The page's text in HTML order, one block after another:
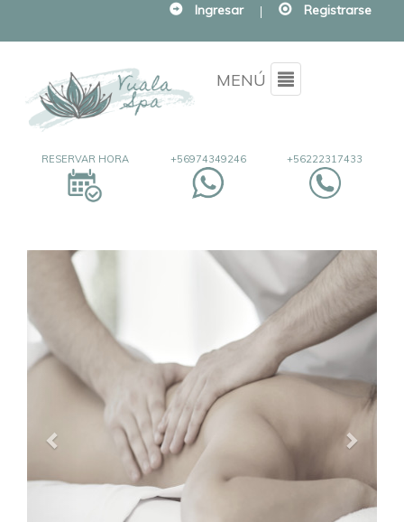
Ingresar | Registrarse
MENÚ Menu
+56222317433
+56974349246
RESERVAR HORA